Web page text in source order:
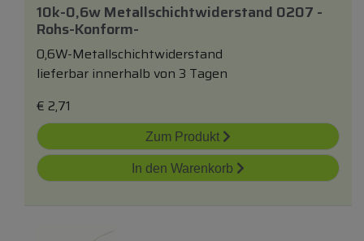
10k-0,6w Metallschichtwiderstand 0207 -
Rohs-Konform-
0,6W-Metallschichtwiderstand
lieferbar innerhalb von 3 Tagen
€ 2,71
Zum Produkt
In den Warenkorb